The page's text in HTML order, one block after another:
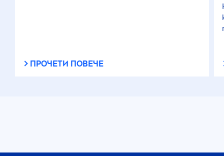
ПРОЧЕТИ ПОВЕЧЕ